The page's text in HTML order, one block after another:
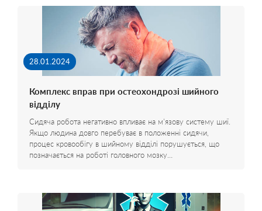
28.01.2024
Комплекс вправ при остеохондрозі шийного
відділу
Сидяча робота негативно впливає на м'язову систему шиї.
Якщо людина довго перебуває в положенні сидячи,
процес кровообігу в шийному відділі порушується, що
позначається на роботі головного мозку…